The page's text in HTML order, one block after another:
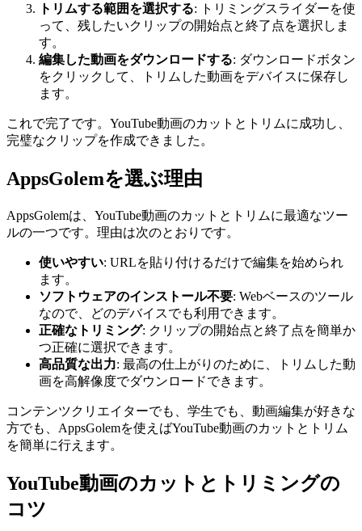
トリムする範囲を選択する: トリミングスライダーを使
って、残したいクリップの開始点と終了点を選択しま
す。
編集した動画をダウンロードする: ダウンロードボタン
をクリックして、トリムした動画をデバイスに保存し
ます。
これで完了です。YouTube動画のカットとトリムに成功し、
完璧なクリップを作成できました。
AppsGolemを選ぶ理由
AppsGolemは、YouTube動画のカットとトリムに最適なツー
ルの一つです。理由は次のとおりです。
使いやすい: URLを貼り付けるだけで編集を始められ
ます。
ソフトウェアのインストール不要: Webベースのツール
なので、どのデバイスでも利用できます。
正確なトリミング: クリップの開始点と終了点を簡単か
つ正確に選択できます。
高品質な出力: 最高の仕上がりのために、トリムした動
画を高解像度でダウンロードできます。
コンテンツクリエイターでも、学生でも、動画編集が好きな
方でも、AppsGolemを使えばYouTube動画のカットとトリム
を簡単に行えます。
YouTube動画のカットとトリミングの
コツ